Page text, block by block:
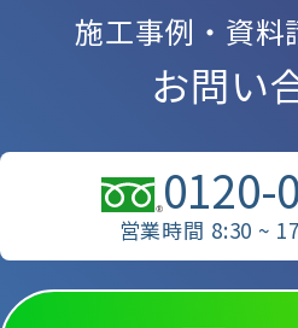
施工事例・資料
お問い
0120-
営業時間 8:30 ~